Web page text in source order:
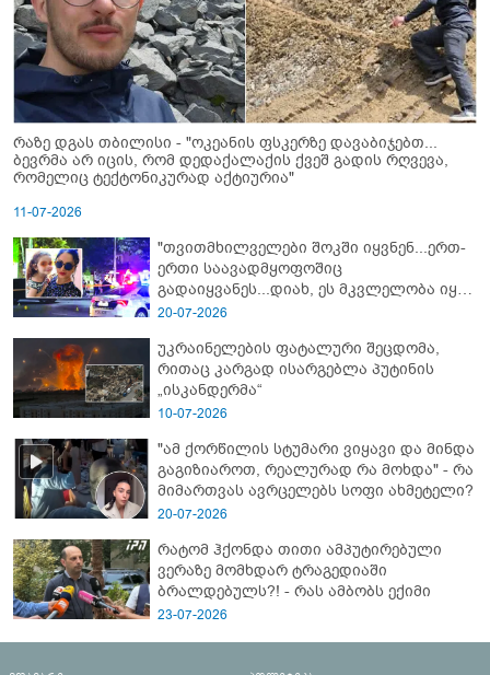
რაზე დგას თბილისი - "ოკეანის ფსკერზე დავაბიჯებთ...
ბევრმა არ იცის, რომ დედაქალაქის ქვეშ გადის რღვევა,
რომელიც ტექტონიკურად აქტიურია"
11-07-2026
"თვითმხილველები შოკში იყვნენ...ერთ-
ერთი საავადმყოფოშიც
გადაიყვანეს...დიახ, ეს მკვლელობა იყო"
- გორში დატრიალებული ტრაგედიის
20-07-2026
უკრაინელების ფატალური შეცდომა,
რითაც კარგად ისარგებლა პუტინის
„ისკანდერმა“
10-07-2026
"ამ ქორწილის სტუმარი ვიყავი და მინდა
გაგიზიაროთ, რეალურად რა მოხდა" - რა
მიმართვას ავრცელებს სოფი ახმეტელი?
20-07-2026
რატომ ჰქონდა თითი ამპუტირებული
ვერაზე მომხდარ ტრაგედიაში
ბრალდებულს?! - რას ამბობს ექიმი
23-07-2026